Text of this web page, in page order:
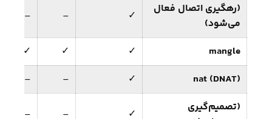
(رهگیری اتصال فعال
می‌شود)
✓
–
–
mangle
✓
✓
✓
nat (DNAT)
✓
–
–
(تصمیم‌گیری
✓
–
–